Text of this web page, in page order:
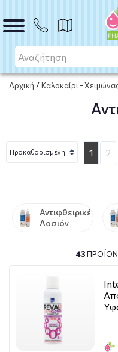
Αρχική /Καλοκαίρι -
1 2
Αντιφθειρικές
Λοσιόν
43